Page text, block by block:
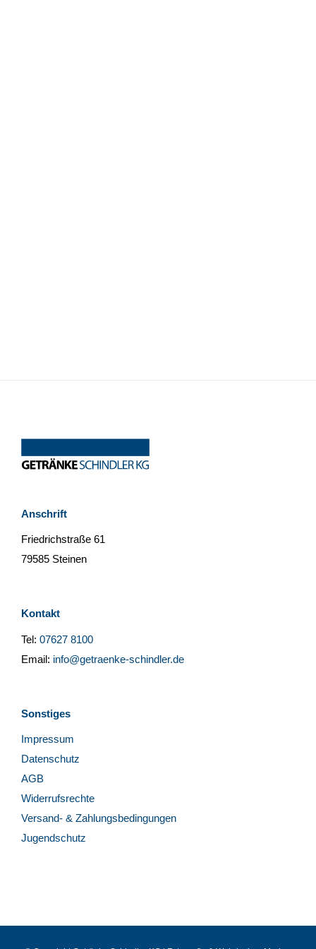
Anschrift
Friedrichstraße 61
79585 Steinen
Kontakt
Tel: 07627 8100
Email: info@getraenke-schindler.de
Sonstiges
Impressum
Datenschutz
AGB
Widerrufsrechte
Versand- & Zahlungsbedingungen
Jugendschutz